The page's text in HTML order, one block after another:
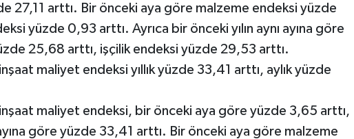
27,11 arttı. Bir önceki aya göre malzeme endeksi yüzde
yüzde 0,93 arttı. Ayrıca bir önceki yılın aynı ayına göre
25,68 arttı, işçilik endeksi yüzde 29,53 arttı.
inşaat maliyet endeksi yıllık yüzde 33,41 arttı, aylık yüzde
inşaat maliyet endeksi, bir önceki aya göre yüzde 3,65 arttı,
ayına göre yüzde 33,41 arttı. Bir önceki aya göre malzeme